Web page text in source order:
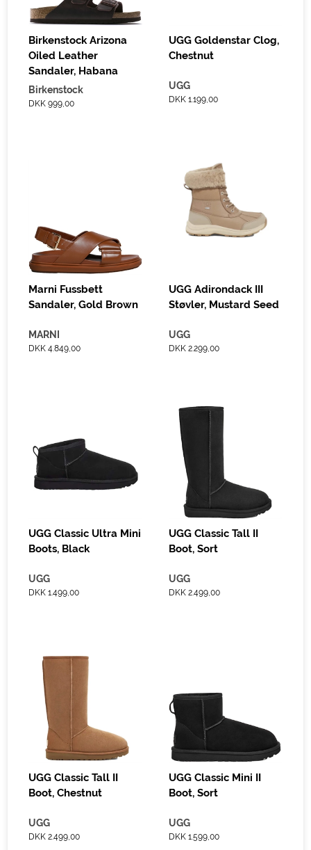
Birkenstock Arizona
Oiled Leather
Sandaler, Habana
Birkenstock
DKK 999,00
UGG Goldenstar Clog,
Chestnut
UGG
DKK 1.199,00
Marni Fussbett
Sandaler, Gold Brown
MARNI
DKK 4.849,00
UGG Adirondack III
Støvler, Mustard Seed
UGG
DKK 2.299,00
UGG Classic Ultra Mini
Boots, Black
UGG
DKK 1.499,00
UGG Classic Tall II
Boot, Sort
UGG
DKK 2.499,00
UGG Classic Tall II
Boot, Chestnut
UGG
DKK 2.499,00
UGG Classic Mini II
Boot, Sort
UGG
DKK 1.599,00